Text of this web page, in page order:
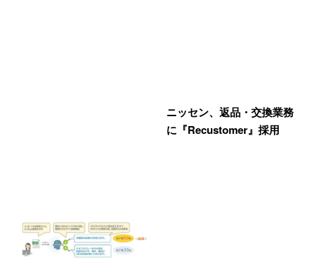
ニッセン、返品・交換業務
に『Recustomer』採用